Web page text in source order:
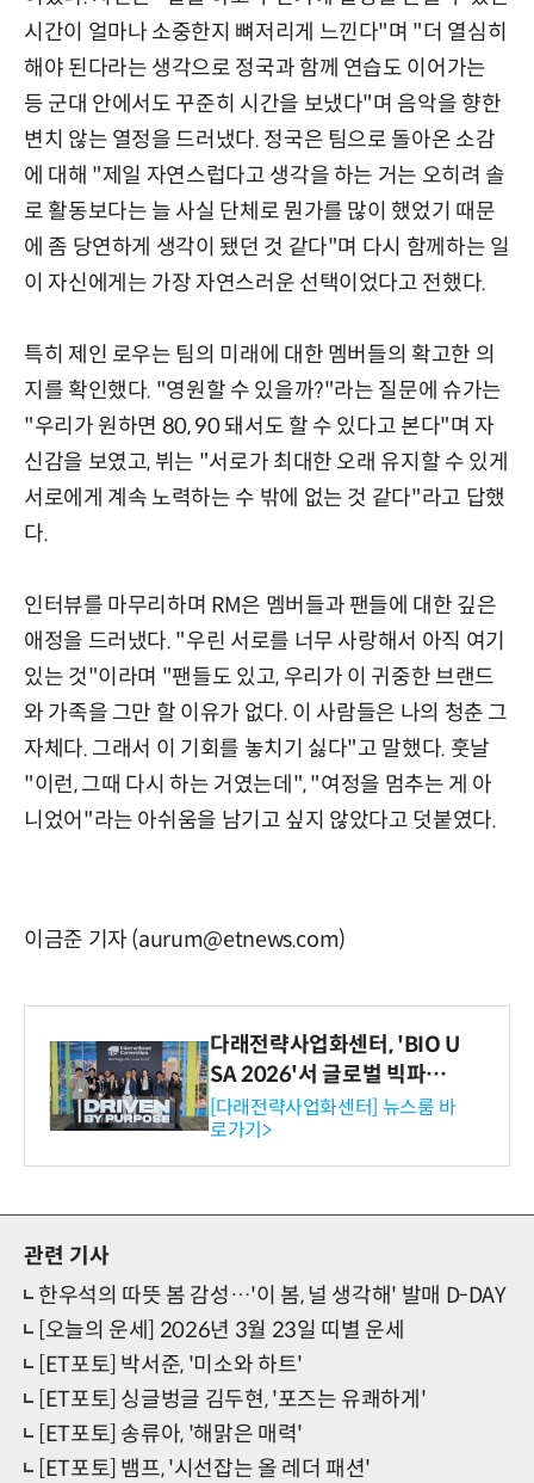
시간이 얼마나 소중한지 뼈저리게 느낀다"며 "더 열심히
해야 된다라는 생각으로 정국과 함께 연습도 이어가는
등 군대 안에서도 꾸준히 시간을 보냈다"며 음악을 향한
변치 않는 열정을 드러냈다. 정국은 팀으로 돌아온 소감
에 대해 "제일 자연스럽다고 생각을 하는 거는 오히려 솔
로 활동보다는 늘 사실 단체로 뭔가를 많이 했었기 때문
에 좀 당연하게 생각이 됐던 것 같다"며 다시 함께하는 일
이 자신에게는 가장 자연스러운 선택이었다고 전했다.
특히 제인 로우는 팀의 미래에 대한 멤버들의 확고한 의
지를 확인했다. "영원할 수 있을까?"라는 질문에 슈가는
"우리가 원하면 80, 90 돼서도 할 수 있다고 본다"며 자
신감을 보였고, 뷔는 "서로가 최대한 오래 유지할 수 있게
서로에게 계속 노력하는 수 밖에 없는 것 같다"라고 답했
다.
인터뷰를 마무리하며 RM은 멤버들과 팬들에 대한 깊은
애정을 드러냈다. "우린 서로를 너무 사랑해서 아직 여기
있는 것"이라며 "팬들도 있고, 우리가 이 귀중한 브랜드
와 가족을 그만 할 이유가 없다. 이 사람들은 나의 청춘 그
자체다. 그래서 이 기회를 놓치기 싫다"고 말했다. 훗날
"이런, 그때 다시 하는 거였는데", "여정을 멈추는 게 아
니었어"라는 아쉬움을 남기고 싶지 않았다고 덧붙였다.
이금준 기자 (aurum@etnews.com)
다래전략사업화센터, 'BIO U
SA 2026'서 글로벌 빅파마
와의 비즈니스 미팅 지원…K
-바이오 해외 진출 교두보 확
보
[다래전략사업화센터] 뉴스룸 바
로가기>
관련 기사
한우석의 따뜻 봄 감성…'이 봄, 널 생각해' 발매 D-DAY
[오늘의 운세] 2026년 3월 23일 띠별 운세
[ET포토] 박서준, '미소와 하트'
[ET포토] 싱글벙글 김두현, '포즈는 유쾌하게'
[ET포토] 송류아, '해맑은 매력'
[ET포토] 뱀프, '시선잡는 올 레더 패션'